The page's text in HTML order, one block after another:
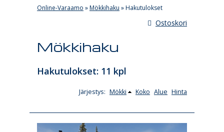
Online-Varaamo »Mökkihaku »Hakutulokset
Ostoskori
Mökkihaku
Hakutulokset: 11 kpl
Järjestys: Mökki Koko Alue Hinta